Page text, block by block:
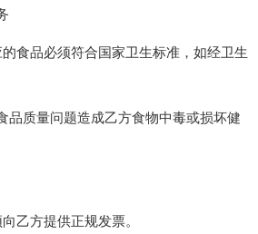
品必须符合国家卫生标准，如经卫生
质量问题造成乙方食物中毒或损坏健
方提供正规发票。